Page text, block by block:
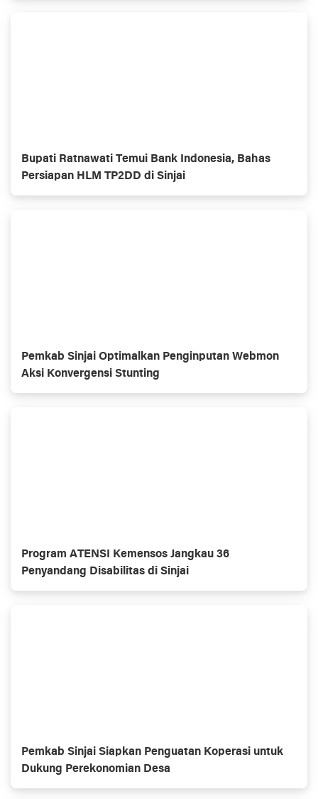
Bupati Ratnawati Temui Bank Indonesia, Bahas
Persiapan HLM TP2DD di Sinjai
Pemkab Sinjai Optimalkan Penginputan Webmon
Aksi Konvergensi Stunting
Program ATENSI Kemensos Jangkau 36
Penyandang Disabilitas di Sinjai
Pemkab Sinjai Siapkan Penguatan Koperasi untuk
Dukung Perekonomian Desa